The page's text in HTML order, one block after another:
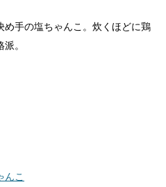
め手の塩ちゃんこ。炊くほどに鶏
。
んこ